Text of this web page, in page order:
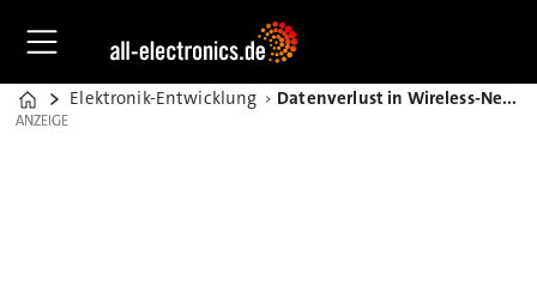
Home
Elektronik-Entwicklung Datenverlust in Wireless-Netzwerken verhindern
ANZEIGE
ANZEIGE